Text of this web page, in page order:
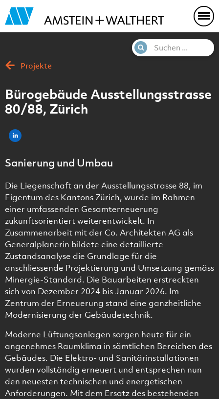
Projekte
Bürogebäude Ausstellungsstrasse
80/88, Zürich
Sanierung und Umbau
Die Liegenschaft an der Ausstellungsstrasse 88, im
Eigentum des Kantons Zürich, wurde im Rahmen
einer umfassenden Gesamterneuerung
zukunftsorientiert weiterentwickelt. In
Zusammenarbeit mit der Co. Architekten AG als
Generalplanerin bildete eine detaillierte
Zustandsanalyse die Grundlage für die
anschliessende Projektierung und Umsetzung gemäss
Minergie-Standard. Die Bauarbeiten erstreckten
sich von Dezember 2024 bis Januar 2026. Im
Zentrum der Erneuerung stand eine ganzheitliche
Modernisierung der Gebäudetechnik.
Moderne Lüftungsanlagen sorgen heute für ein
angenehmes Raumklima in sämtlichen Bereichen des
Gebäudes. Die Elektro- und Sanitärinstallationen
wurden vollständig erneuert und entsprechen nun
den neuesten technischen und energetischen
Anforderungen. Mit dem Ersatz des bestehenden